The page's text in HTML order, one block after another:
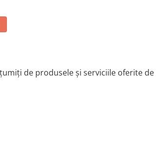
de produsele și serviciile oferite de